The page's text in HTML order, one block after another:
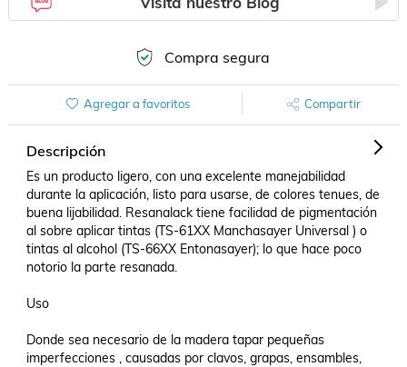
Compra segura
Agregar a favoritos Compartir
Descripción
Es un producto ligero, con una excelente manejabilidad
durante la aplicación, listo para usarse, de colores tenues, de
buena lijabilidad. Resanalack tiene facilidad de pigmentación
al sobre aplicar tintas (TS-61XX Manchasayer Universal ) o
tintas al alcohol (TS-66XX Entonasayer); lo que hace poco
notorio la parte resanada.
Uso
Donde sea necesario de la madera tapar pequeñas
imperfecciones , causadas por clavos, grapas, ensambles,